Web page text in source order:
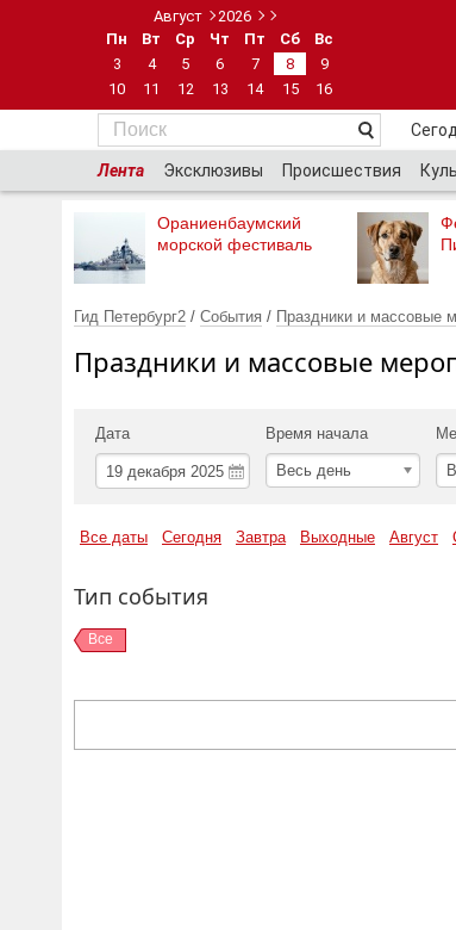
Август
2026
Пн
Вт Ср Чт Пт Сб
Вс
3
4 5 6 7 8
9
10
11 12 13 14 15 16
Лента Эксклюзивы Происшествия
Ораниенбаумский
морской фестиваль
Гид Петербург2 / События / Праздники и массовые
Праздники и массовые
Дата Время начала
Весь день
Все даты Сегодня Завтра Выходные Август
Тип события
Все